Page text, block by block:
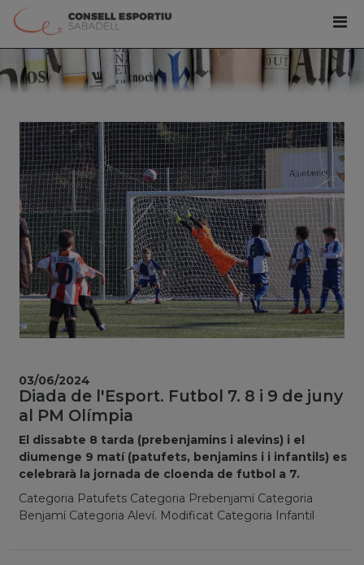
Diada de l'Esport. Futbol 7. 8 i 9 de juny
al PM Olímpia
El dissabte 8 tarda (prebenjamins i alevins) i el
diumenge 9 matí (patufets, benjamins i i infantils) es
celebrarà la jornada de cloenda de futbol a 7.
Categoria Patufets Categoria Prebenjamí Categoria
Benjamí Categoria Aleví. Modificat Categoria Infantil
03/06/2024